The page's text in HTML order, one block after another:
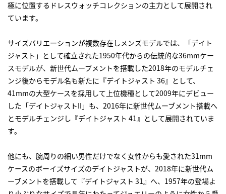
極に位置するドレスウォッチコレクションの主力として展開され
ています。
サイズバリエーションが複数存在しメンズモデルでは、「デイト
ジャスト」として確立された1950年代からの伝統的な36mmケー
スモデルが、新世代ムーブメントを搭載した2018年のモデルチェ
ンジ後からモデル名も新たに『デイトジャスト 36』として、
41mmの大型ケースを採用して上位機種として2009年にデビュー
した「デイトジャストII」も、2016年に新世代ムーブメント搭載へ
とモデルチェンジし『デイトジャスト 41』として展開されていま
す。
他にも、腕周りの細い男性だけでなく女性からも愛された31mm
ケースのボーイズサイズのデイトジャストが、2018年に新世代ム
ーブメントを搭載して『デイトジャスト 31』へ、1957年の登場よ